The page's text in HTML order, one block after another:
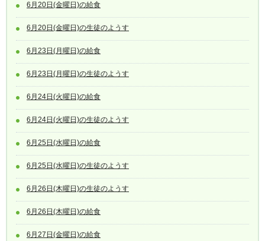
6月20日(金曜日)の給食
6月20日(金曜日)の生徒のようす
6月23日(月曜日)の給食
6月23日(月曜日)の生徒のようす
6月24日(火曜日)の給食
6月24日(火曜日)の生徒のようす
6月25日(水曜日)の給食
6月25日(水曜日)の生徒のようす
6月26日(木曜日)の生徒のようす
6月26日(木曜日)の給食
6月27日(金曜日)の給食